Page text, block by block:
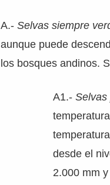
A.-Selvas siempre
aunque puede
los bosques andinos.
A1.-Selvas
desde el
2.000 mm